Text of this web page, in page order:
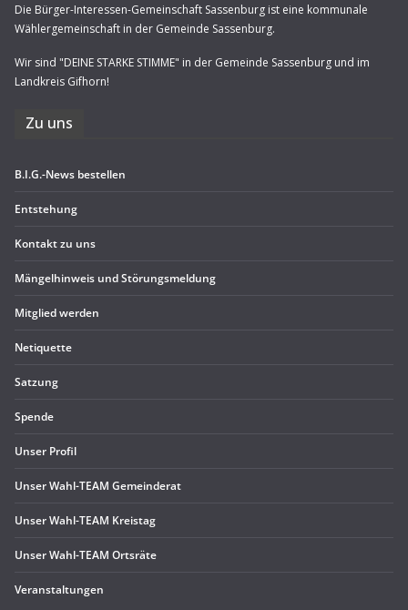
Die Bürger-Interessen-Gemeinschaft Sassenburg ist eine kommunale
Wählergemeinschaft in der Gemeinde Sassenburg.
Wir sind "DEINE STARKE STIMME" in der Gemeinde Sassenburg und im
Landkreis Gifhorn!
Zu uns
B.I.G.-News bestel­len
Ent­ste­hung
Kon­takt zu uns
Män­gel­hin­weis und Störungsmeldung
Mit­glied werden
Neti­quette
Sat­zung
Spende
Unser Pro­fil
Unser Wahl-TEAM Gemeinderat
Unser Wahl-TEAM Kreistag
Unser Wahl-TEAM Ortsräte
Ver­an­stal­tun­gen